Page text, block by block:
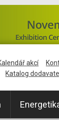
akcí
Katalog